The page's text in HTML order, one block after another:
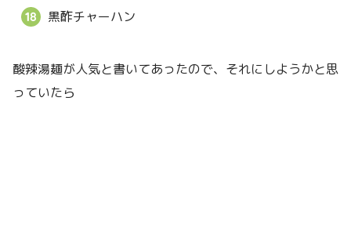
黒酢チャーハン
酸辣湯麺が人気と書いてあったので、それにしようかと思
っていたら